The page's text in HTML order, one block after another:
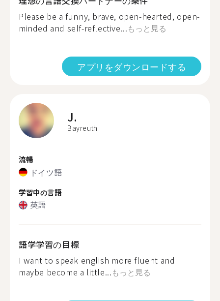
Please be a funny, brave, open-hearted, open-
minded and self-reflective...もっと見る
アプリをダウンロードする
J.
Bayreuth
流暢
ドイツ語
学習中の言語
英語
語学学習の目標
I want to speak english more fluent and
maybe become a little...もっと見る